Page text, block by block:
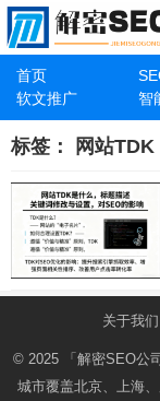
首页
软文推广
智
标签： 网站TDK
关于我们
© 2025 「解密SEO公
城市覆盖北京、上海